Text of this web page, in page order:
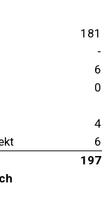
181
-
6
0
4
6
197